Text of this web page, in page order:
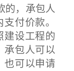
的，承包人
付价款。
建设工程的
承包人可以
也可以申请